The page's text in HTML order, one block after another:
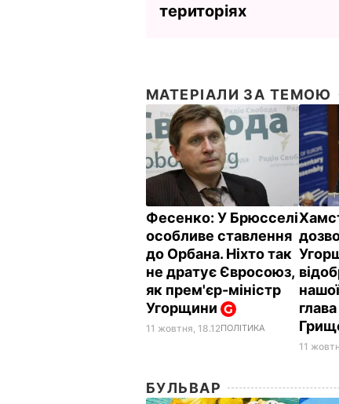
територіях
МАТЕРІАЛИ ЗА ТЕМОЮ
Фесенко: У Брюсселі
особливе ставлення
до Орбана. Ніхто так
не дратує Євросоюз,
як прем'єр-міністр
Угорщини
11 жовтня, 18.12ПОЛІТИКА
11
БУЛЬВАР